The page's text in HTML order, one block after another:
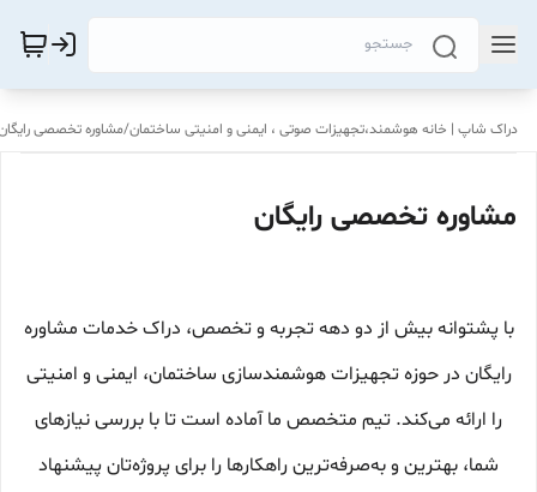
دراک‌ شاپ | خانه هوشمند،تجهیزات صوتی ، ایمنی و امنیتی ساختمان/مشاوره تخصصی
مشاوره تخصصی رایگان
با پشتوانه بیش از دو دهه تجربه و تخصص، دراک خدمات مشاوره
رایگان در حوزه تجهیزات هوشمندسازی ساختمان، ایمنی و امنیتی
را ارائه می‌کند. تیم متخصص ما آماده است تا با بررسی نیازهای
شما، بهترین و به‌صرفه‌ترین راهکارها را برای پروژه‌تان پیشنهاد